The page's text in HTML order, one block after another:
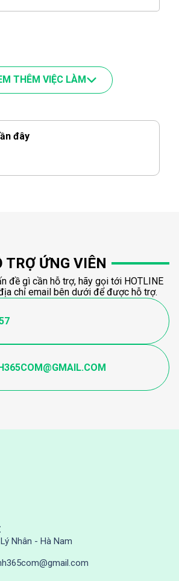
THÊM VIỆC LÀM
đây
TRỢ ỨNG VIÊN
đề gì cần hỗ trợ, hãy gọi tới HOTLINE
chỉ email bên dưới để được hỗ trợ.
Nhân - Hà Nam